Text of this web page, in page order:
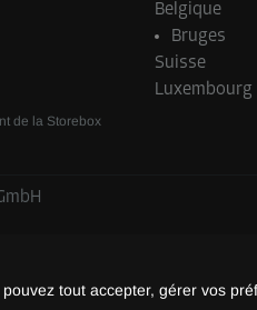
tout accepter, gérer vos
de la Storebox
Belgique
Bruges
Suisse
Luxembourg